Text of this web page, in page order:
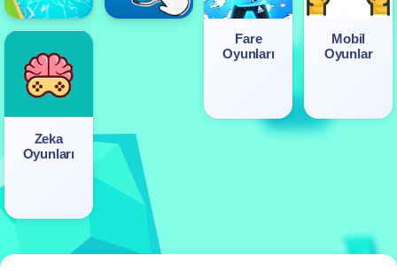
Fare
Oyunları
Mobil
Oyunlar
Zeka
Oyunları